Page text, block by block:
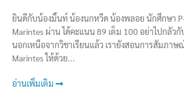
ยินดีกับน้องมิ้นท์​ น้องนกหวีด น้องพลอย นักศึกษา​
Marintes​ ผ่าน ได้คะแนน 89 เต็ม 100 อย่าไปกลัว
นอกเหนือจากวิชาเรียนแล้ว เรายังสอนการสัมภาษ
Marintes ให้ด้วย...
อ่านเพิ่มเติม